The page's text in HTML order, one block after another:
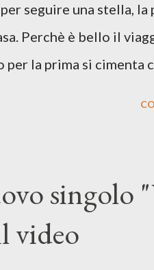
composizi...
seguire una stella, la
Perchè è bello il
la prima si cimenta
Dicevamo. Ed
con " Che ora è" ,
singolo
video